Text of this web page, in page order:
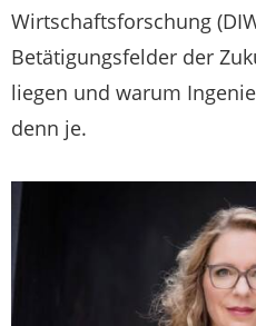
Wirtschaftsforschung
Betätigungsfelder der
liegen und warum
denn je.